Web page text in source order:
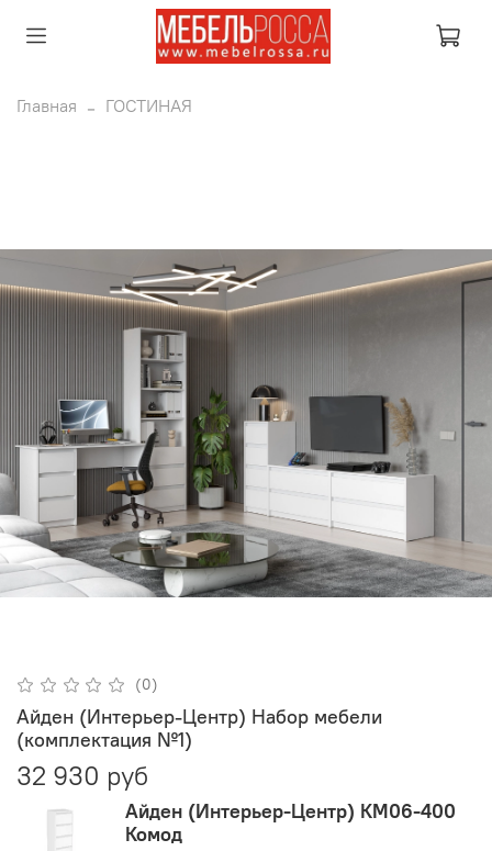
Главная ГОСТИНАЯ
(0)
Айден (Интерьер-Центр) Набор мебели
(комплектация №1)
32 930 руб
Айден (Интерьер-Центр) КМ06-400
Комод